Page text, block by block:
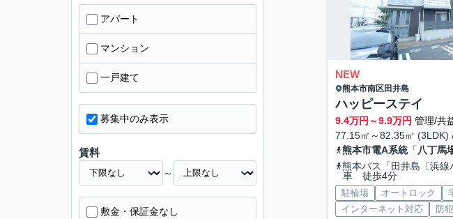
NEW
熊本市南区田井島
ハッピーステイ
9.4万円～9.9万円 管理/共
77.15㎡～82.35㎡ (3LDK)
熊本市電A系統「 八丁馬
熊本バス「田井島〔浜
車 徒歩4分
駐輪場 オートロック
インターネット対応
防
アパート
マンション
一戸建て
募集中のみ表示
賃料
～
敷金・保証金なし